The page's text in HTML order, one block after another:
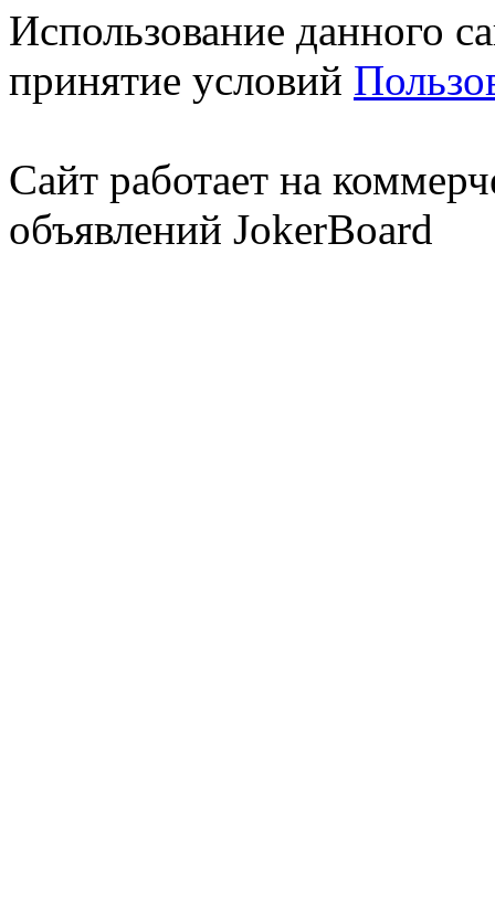
Использование данного
принятие условий
Сайт работает на
объявлений JokerBoard